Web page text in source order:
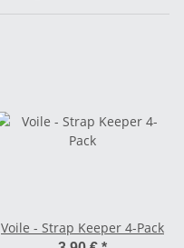
Voile - Strap Keeper 4-Pack